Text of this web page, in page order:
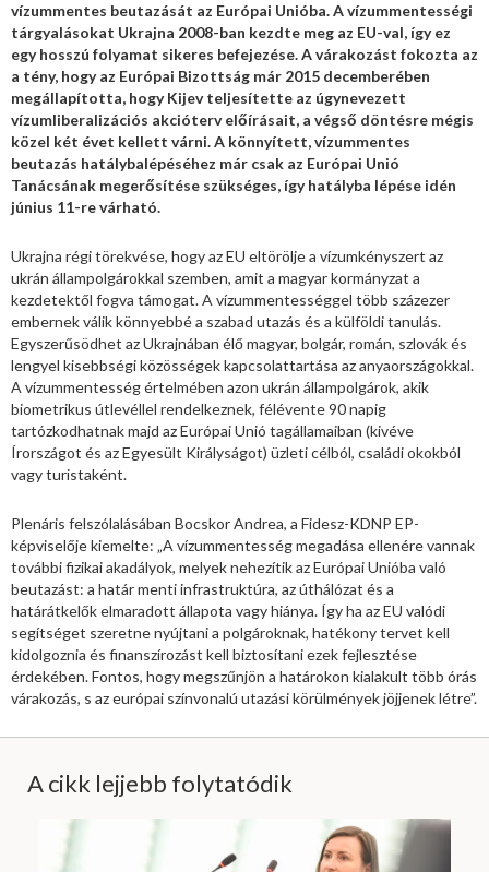
vízummentes beutazását az Európai Unióba. A vízummentességi
tárgyalásokat Ukrajna 2008-ban kezdte meg az EU-val, így ez
egy hosszú folyamat sikeres befejezése. A várakozást fokozta az
a tény, hogy az Európai Bizottság már 2015 decemberében
megállapította, hogy Kijev teljesítette az úgynevezett
vízumliberalizációs akcióterv előírásait, a végső döntésre mégis
közel két évet kellett várni. A könnyített, vízummentes
beutazás hatálybalépéséhez már csak az Európai Unió
Tanácsának megerősítése szükséges, így hatályba lépése idén
június 11-re várható.
Ukrajna régi törekvése, hogy az EU eltörölje a vízumkényszert az
ukrán állampolgárokkal szemben, amit a magyar kormányzat a
kezdetektől fogva támogat. A vízummentességgel több százezer
embernek válik könnyebbé a szabad utazás és a külföldi tanulás.
Egyszerűsödhet az Ukrajnában élő magyar, bolgár, román, szlovák és
lengyel kisebbségi közösségek kapcsolattartása az anyaországokkal.
A vízummentesség értelmében azon ukrán állampolgárok, akik
biometrikus útlevéllel rendelkeznek, félévente 90 napig
tartózkodhatnak majd az Európai Unió tagállamaiban (kivéve
Írországot és az Egyesült Királyságot) üzleti célból, családi okokból
vagy turistaként.
Plenáris felszólalásában Bocskor Andrea, a Fidesz-KDNP EP-
képviselője kiemelte: „A vízummentesség megadása ellenére vannak
további fizikai akadályok, melyek nehezítik az Európai Unióba való
beutazást: a határ menti infrastruktúra, az úthálózat és a
határátkelők elmaradott állapota vagy hiánya. Így ha az EU valódi
segítséget szeretne nyújtani a polgároknak, hatékony tervet kell
kidolgoznia és finanszírozást kell biztosítani ezek fejlesztése
érdekében. Fontos, hogy megszűnjön a határokon kialakult több órás
várakozás, s az európai színvonalú utazási körülmények jöjjenek létre”.
A cikk lejjebb folytatódik